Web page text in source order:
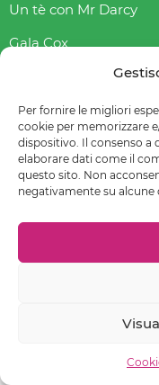
Per fornire le migliori
cookie per memorizzare
dispositivo. Il consenso a
elaborare dati come il
questo sito. Non
negativamente su
Un tè con Mr Darcy
Gala Cox
Indice gliceAmico
Abbasso l’indice
© 2022-2023 Raffaella
raffaellafenoglio@yahoo.it